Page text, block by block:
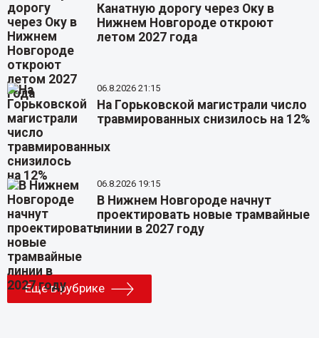
Канатную дорогу через Оку в
Нижнем Новгороде откроют
летом 2027 года
06.8.2026 21:15
На Горьковской магистрали число
травмированных снизилось на 12%
06.8.2026 19:15
В Нижнем Новгороде начнут
проектировать новые трамвайные
линии в 2027 году
Еще в рубрике